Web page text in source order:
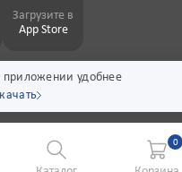
приложении удобнее
Загрузите в
App Store
pharmit.uz
0